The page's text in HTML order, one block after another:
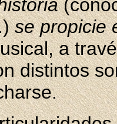
se propicie
a
distintos